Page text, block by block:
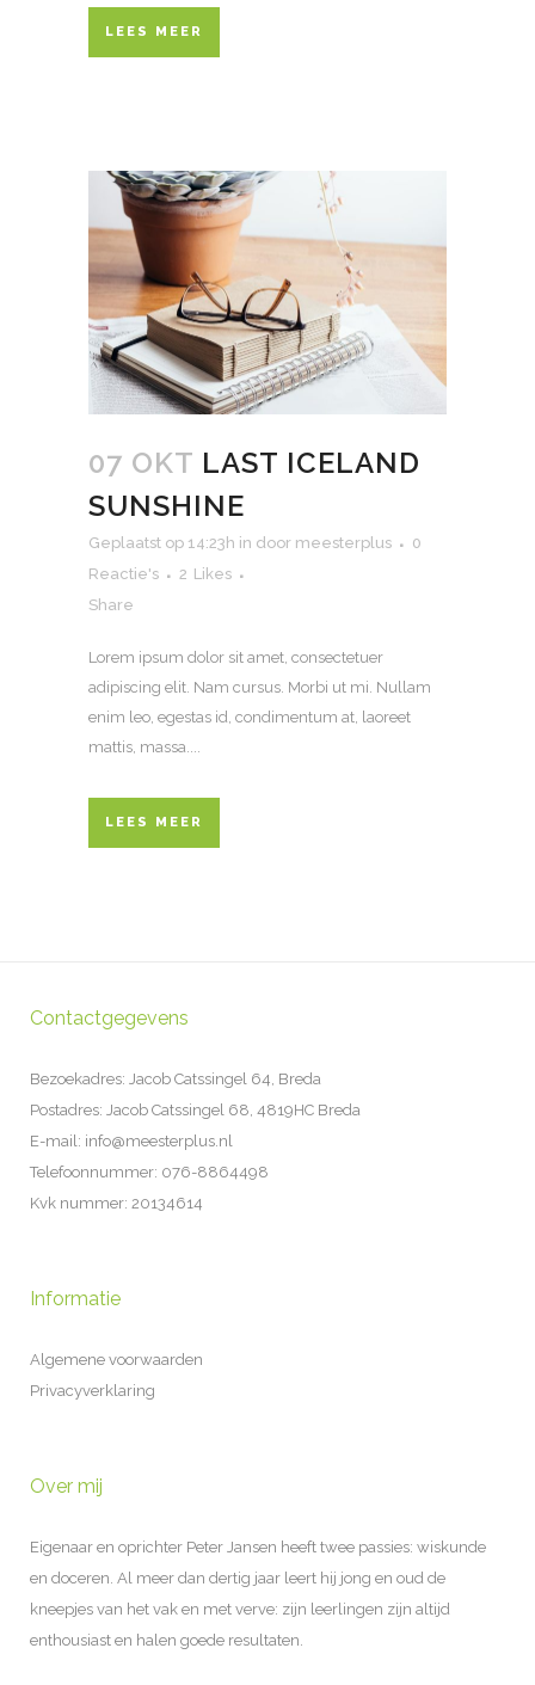
LEES MEER
07 OKT LAST ICELAND
SUNSHINE
Geplaatst op 14:23h in door meesterplus
0
Reactie's
2 Likes
Share
Lorem ipsum dolor sit amet, consectetuer
adipiscing elit. Nam cursus. Morbi ut mi. Nullam
enim leo, egestas id, condimentum at, laoreet
mattis, massa....
LEES MEER
Contactgegevens
Bezoekadres: Jacob Catssingel 64, Breda
Postadres: Jacob Catssingel 68, 4819HC Breda
E-mail: info@meesterplus.nl
Telefoonnummer: 076-8864498
Kvk nummer: 20134614
Informatie
Algemene voorwaarden
Privacyverklaring
Over mij
Eigenaar en oprichter Peter Jansen heeft twee passies: wiskunde
en doceren. Al meer dan dertig jaar leert hij jong en oud de
kneepjes van het vak en met verve: zijn leerlingen zijn altijd
enthousiast en halen goede resultaten.